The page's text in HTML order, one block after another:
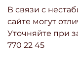
В связи с
сайте могут
Уточняйте при
770 22 45